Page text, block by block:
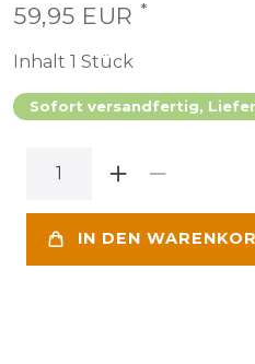
59,95 EUR *
Inhalt 1 Stück
Sofort versandfertig,
IN DEN